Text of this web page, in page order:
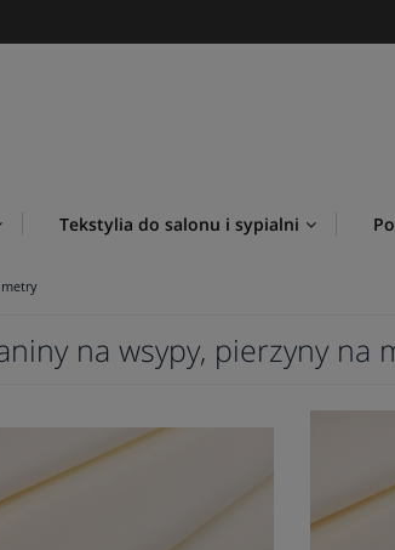
Tekstylia do salonu i sypialni
na wsypy, pierzyny na